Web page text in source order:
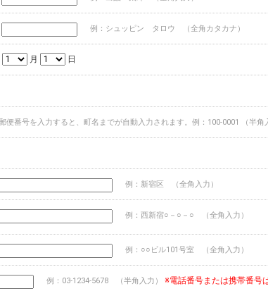
例：シュッピン タロウ （全角カタカナ）
月 日
便番号を入力すると、町名までが自動入力されます。例：100-0001 （半角
例：新宿区 （全角入力）
例：西新宿○－○－○ （全角入力）
例：○○ビル101号室 （全角入力）
例：03-1234-5678 （半角入力） ※電話番号または携帯番号